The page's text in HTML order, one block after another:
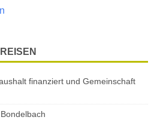
finanziert und Gemeinschaft